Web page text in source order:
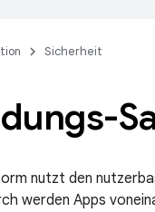
Sicherheit
nutzt den
werden Apps